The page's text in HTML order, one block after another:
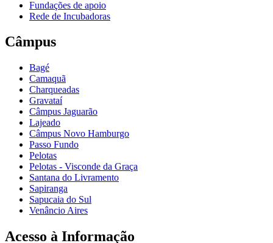
Fundações de apoio
Rede de Incubadoras
Câmpus
Bagé
Camaquã
Charqueadas
Gravataí
Câmpus Jaguarão
Lajeado
Câmpus Novo Hamburgo
Passo Fundo
Pelotas
Pelotas - Visconde da Graça
Santana do Livramento
Sapiranga
Sapucaia do Sul
Venâncio Aires
Acesso à Informação